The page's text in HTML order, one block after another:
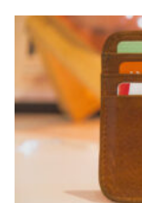
прошлым годом
выдач – на треть.